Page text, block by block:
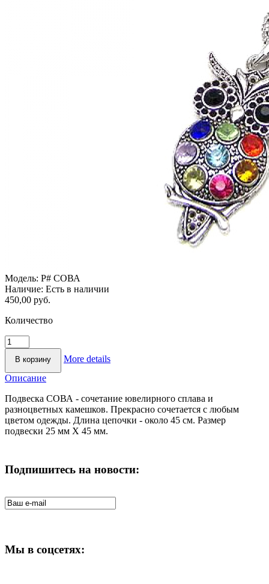
Модель: P# СОВА
Наличие: Есть в наличии
450,00 руб.
Количество
More details
Описание
Подвеска СОВА - сочетание ювелирного сплава и
разноцветных камешков. Прекрасно сочетается с любым
цветом одежды. Длина цепочки - около 45 см. Размер
подвески 25 мм Х 45 мм.
Подпишитесь на новости:
Мы в соцсетях: